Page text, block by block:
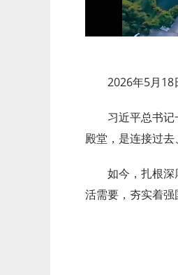
2026年5月18
习近平总书
殿堂，是连接过去
如今，扎根
活需要，夯实着强